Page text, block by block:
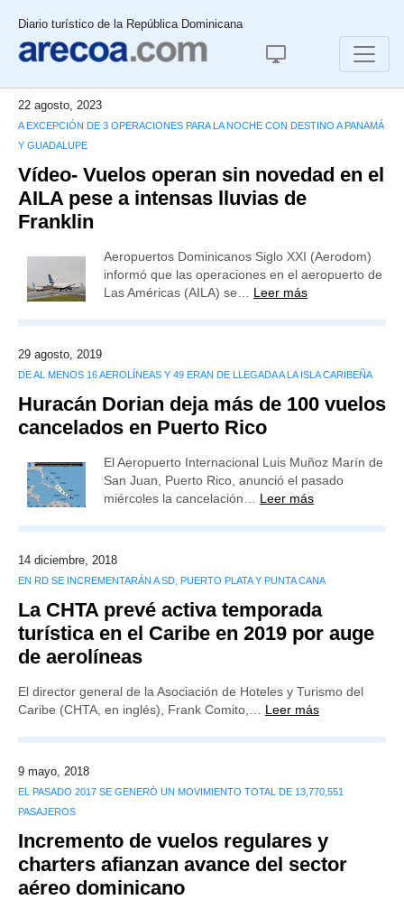
Diario turístico de la República Dominicana
22 agosto, 2023
A EXCEPCIÓN DE 3 OPERACIONES PARA LA NOCHE CON DESTINO A PANAMÁ
Y GUADALUPE
Vídeo- Vuelos operan sin novedad en el
AILA pese a intensas lluvias de
Franklin
Aeropuertos Dominicanos Siglo XXI (Aerodom)
informó que las operaciones en el aeropuerto de
Las Américas (AILA) se… Leer más
29 agosto, 2019
DE AL MENOS 16 AEROLÍNEAS Y 49 ERAN DE LLEGADA A LA ISLA CARIBEÑA
Huracán Dorian deja más de 100 vuelos
cancelados en Puerto Rico
El Aeropuerto Internacional Luis Muñoz Marín de
San Juan, Puerto Rico, anunció el pasado
miércoles la cancelación… Leer más
14 diciembre, 2018
EN RD SE INCREMENTARÁN A SD, PUERTO PLATA Y PUNTA CANA
La CHTA prevé activa temporada
turística en el Caribe en 2019 por auge
de aerolíneas
El director general de la Asociación de Hoteles y Turismo del
Caribe (CHTA, en inglés), Frank Comito,… Leer más
9 mayo, 2018
EL PASADO 2017 SE GENERÓ UN MOVIMIENTO TOTAL DE 13,770,551
PASAJEROS
Incremento de vuelos regulares y
charters afianzan avance del sector
aéreo dominicano